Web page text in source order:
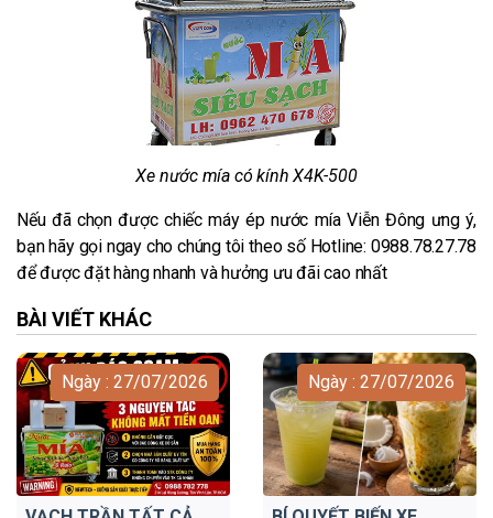
Xe nước mía có kính X4K-500
Nếu đã chọn được chiếc máy ép nước mía Viễn Đông ưng ý,
bạn hãy gọi ngay cho chúng tôi theo số Hotline: 0988.78.27.78
để được đặt hàng nhanh và hưởng ưu đãi cao nhất
BÀI VIẾT KHÁC
Ngày : 27/07/2026 Ngày : 27/07/2026